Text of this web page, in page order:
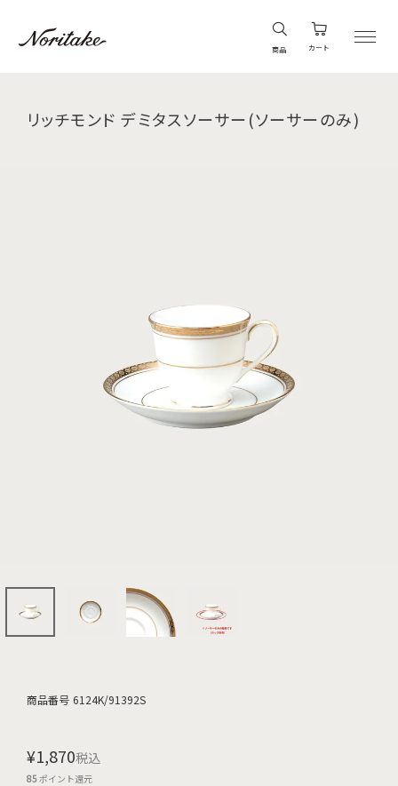
商品 カート
リッチモンド デミタスソーサー(ソーサーのみ)
商品番号 6124K/91392S
¥1,870税込
85ポイント還元